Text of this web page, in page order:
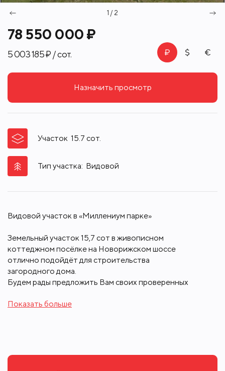
78 550 000 ₽
5 003 185 ₽ / сот.
1 / 2
Назначить просмотр
Участок 15.7 сот.
Тип участка: Видовой
Видовой участок в «Миллениум парке»
Земельный участок 15,7 сот в живописном
коттеджном посёлке на Новорижском шоссе
отлично подойдёт для строительства
загородного дома.
Будем рады предложить Вам своих проверенных
ландшафтному дизайну.
архитектурным стилем, что создаёт атмосферу
Показать больше